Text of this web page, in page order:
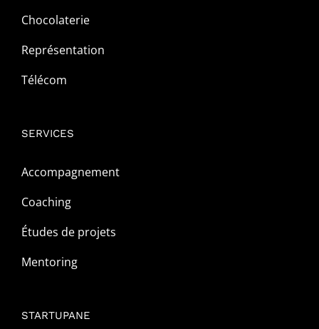
Chocolaterie
Représentation
Télécom
SERVICES
Accompagnement
Coaching
Études de projets
Mentoring
STARTUPANE